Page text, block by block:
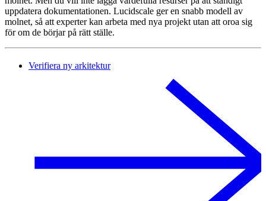
uppdatera dokumentationen. Lucidscale ger en snabb modell av
molnet, så att experter kan arbeta med nya projekt utan att oroa sig
för om de börjar på rätt ställe.
Verifiera ny arkitektur